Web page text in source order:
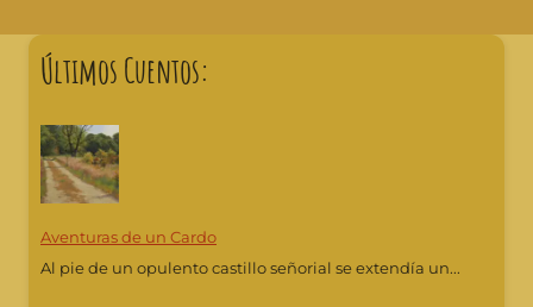
Últimos Cuentos:
Aventuras de un Cardo
Al pie de un opulento castillo señorial se extendía un...